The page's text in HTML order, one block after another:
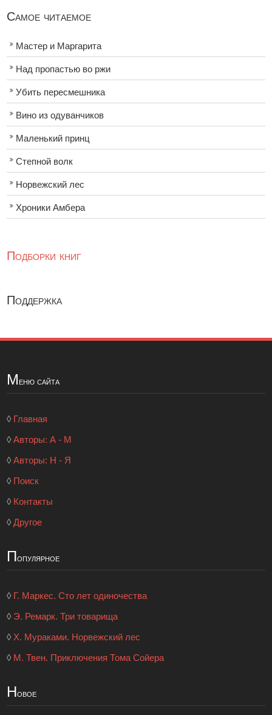
Самое читаемое
Мастер и Маргарита
Над пропастью во ржи
Убить пересмешника
Вино из одуванчиков
Маленький принц
Степной волк
Норвежский лес
Хроники Амбера
Подборки книг
Поддержка
Меню сайта
◊ Главная
◊Авторы: А - М
◊Авторы: Н - Я
◊ Поиск
◊ Контакты
◊Другое
Популярное
◊ Г. Маркес. Сто лет одиночества
◊ Э. Ремарк. Три товарища
◊ Х. Мураками. Норвежский лес
◊ М. Твен. Приключения Тома Сойера
Новое